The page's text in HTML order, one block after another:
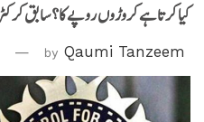
کیا کرتا ہے کروڑوں روپے کا؟ سابق
by Qaumi Tanzeem